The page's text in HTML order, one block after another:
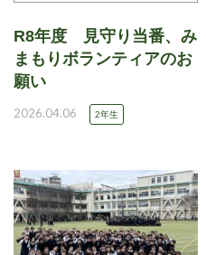
R8年度 見守り当番、み
まもりボランティアのお
願い
2026.04.06 2年生